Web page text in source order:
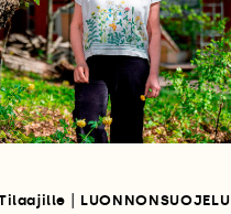
LUONNONSUOJELU